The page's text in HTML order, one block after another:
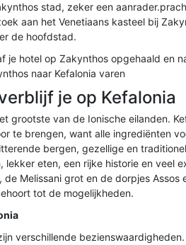
stad, zeker een
aan het Venetiaans kasteel bij
de hoofdstad.
je hotel op Zakynthos opgehaald en
naar Kefalonia varen
je op Kefalonia
grootste van de Ionische eilanden.
te brengen, want alle ingrediënten
bergen, gezellige en
lekker eten, een rijke historie en veel
de Melissani grot en de dorpjes
tot de mogelijkheden.
verschillende